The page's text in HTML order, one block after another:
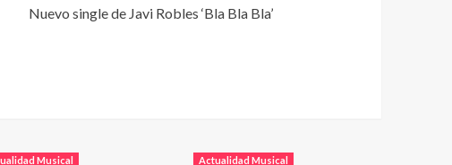
Nuevo single de Javi Robles ‘Bla Bla Bla’
Musical Actualidad Musical